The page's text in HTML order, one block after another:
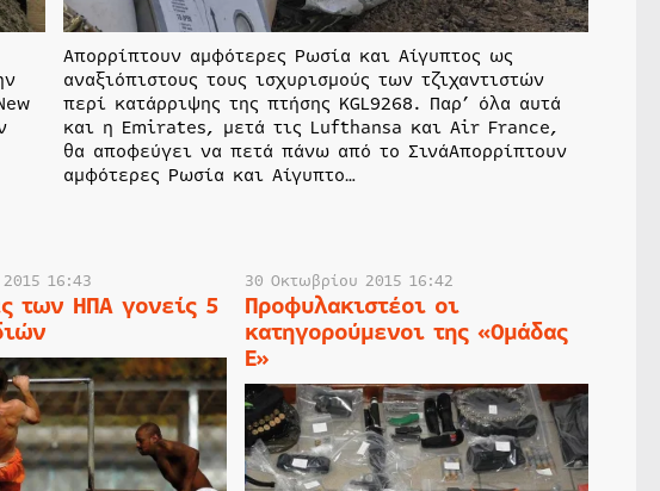
Απορρίπτουν αμφότερες Ρωσία και Αίγυπτος ως
αναξιόπιστους τους ισχυρισμούς των τζιχαντιστών
περί κατάρριψης της πτήσης KGL9268. Παρ’ όλα αυτά
και η Emirates, μετά τις Lufthansa και Air France,
θα αποφεύγει να πετά πάνω από το ΣινάΑπορρίπτουν
αμφότερες Ρωσία και Αίγυπτο…
16:43
των ΗΠΑ γονείς 5
30 Οκτωβρίου 2015 16:42
Προφυλακιστέοι οι
κατηγορούμενοι της «Ομάδας
Ε»